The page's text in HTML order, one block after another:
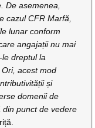
De asemenea,
cazul CFR Marfă,
lunar conform
angajații nu mai
dreptul la
acest mod
și
domenii de
punct de vedere